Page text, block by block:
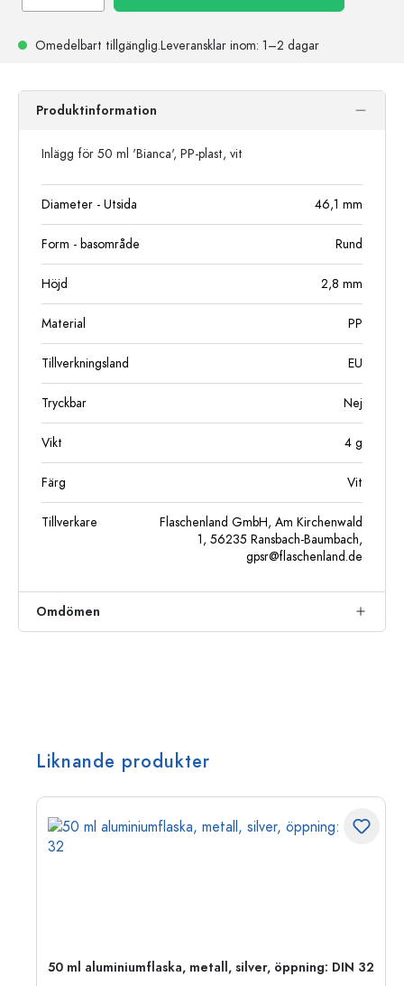
Omedelbart tillgänglig.Leveransklar inom: 1–2 dagar
Produktinformation
Inlägg för 50 ml 'Bianca', PP-plast, vit
Diameter - Utsida 46,1 mm
Form - basområde Rund
Höjd 2,8 mm
Material PP
Tillverkningsland EU
Tryckbar Nej
Vikt 4 g
Färg Vit
Tillverkare
Flaschenland GmbH, Am Kirchenwald
1, 56235 Ransbach-Baumbach,
gpsr@flaschenland.de
Omdömen
Liknande produkter
50 ml aluminiumflaska, metall, silver, öppning: DIN 32